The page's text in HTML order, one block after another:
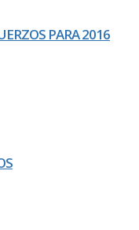
PARA 2016